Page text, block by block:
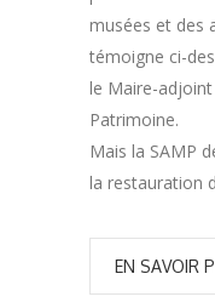
musées et des
témoigne ci-
le Maire-
Patrimoine.
Mais la SAMP
la restauration
EN SAVOIR